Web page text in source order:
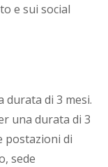
e sui social
durata di 3 mesi.
una durata di 3
postazioni di
sede